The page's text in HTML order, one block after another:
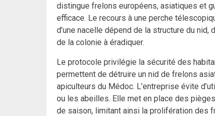
distingue frelons européens, asiatiques et
efficace. Le recours à une perche
d’une nacelle dépend de la structure du
de la colonie à éradiquer.
Le protocole privilégie la sécurité des
permettent de détruire un nid de frelons
apiculteurs du Médoc. L’entreprise évite
ou les abeilles. Elle met en place des
de saison, limitant ainsi la prolifération des